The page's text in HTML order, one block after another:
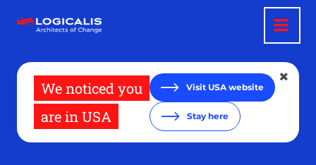
We noticed you
are in USA
Visit USA website
Stay here